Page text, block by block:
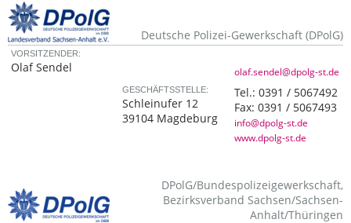
Deutsche Polizei-Gewerkschaft (DPolG)
VORSITZENDER:
Olaf Sendel olaf.sendel@dpolg-st.de
GESCHÄFTSSTELLE:
Schleinufer 12
39104 Magdeburg
Tel.:0391 / 5067492
Fax:0391 / 5067493
info@dpolg-st.de
www.dpolg-st.de
DPolG/Bundespolizeigewerkschaft,
Bezirksverband Sachsen/Sachsen-
Anhalt/Thüringen